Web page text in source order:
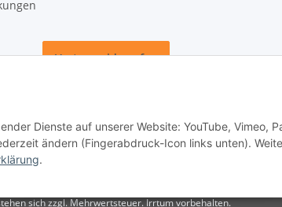
Vertrag widerrufen
an Unternehmer, Gewerbetreibende, Freiberufler und
sich zzgl. Mehrwertsteuer. Irrtum vorbehalten.
Dienste auf unserer Website: YouTube, Vimeo,
ändern (Fingerabdruck-Icon links unten).
.